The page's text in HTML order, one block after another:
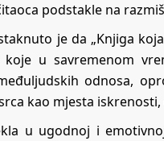
podstakle na
je da „Knjiga
u savremenom
odnosa,
kao mjesta
u ugodnoj i